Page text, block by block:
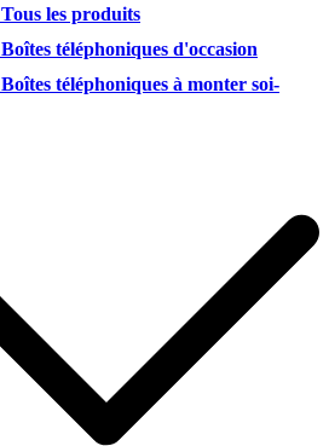
Tous les produits
Boîtes téléphoniques d'occasion
Boîtes téléphoniques à monter soi-